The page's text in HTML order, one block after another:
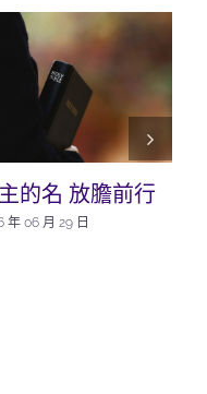
的名 放膽前行
年 06 月 29 日